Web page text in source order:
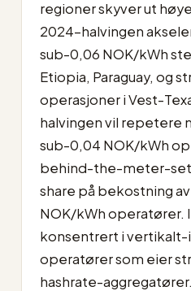
regioner skyver ut
2024-halvingen
sub-0,06 NOK/kWh
Etiopia, Paraguay, og
operasjoner i Vest-
halvingen vil repetere
sub-0,04 NOK/kWh
behind-the-meter-
share på bekostning
NOK/kWh operatører.
konsentrert i
operatører som eier
hashrate-aggregatører.